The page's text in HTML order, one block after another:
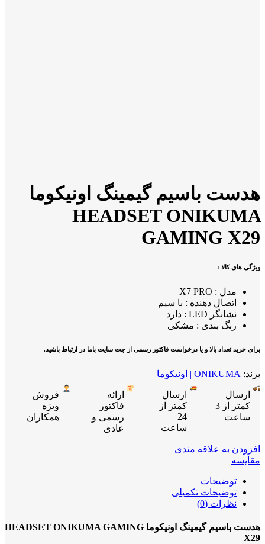
هدست باسیم گیمینگ اونیکوما
HEADSET ONIKUMA
GAMING X29
ویژگی های کالا :
مدل : X7 PRO
اتصال دهنده : با سیم
نشانگر LED : دارد
رنگ بندی : مشکی
برای خرید تعداد بالا و یا درخواست فاکتور رسمی از چت سایت باما در ارتباط باشید.
برند: ONIKUMA | اونیکوما
ارسال
کمتر از 3
ساعت
ارسال
کمتر از
24
ساعت
ارائه
فاکتور
رسمی و
عادی
فروش
ویژه
همکاران
افزودن به علاقه مندی
مقایسه
توضیحات
توضیحات تکمیلی
نظرات (0)
هدست باسیم گیمینگ اونیکوما HEADSET ONIKUMA GAMING
X29